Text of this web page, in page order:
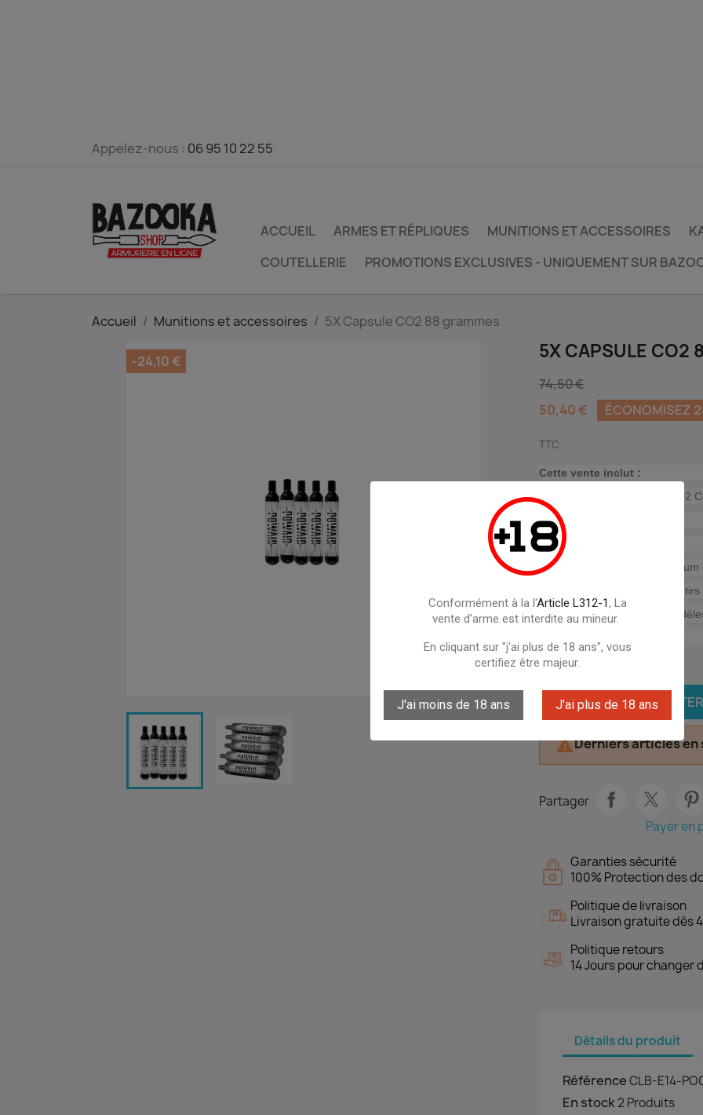
Conformément à la l'Article L312-1, La
vente d'arme est interdite au mineur.
En cliquant sur "j'ai plus de 18 ans", vous
certifiez être majeur.
J'ai moins de 18 ans J'ai plus de 18 ans
Appelez-nous : 06 95 10 22 55
ACCUEIL ARMES ET RÉPLIQUES MUNITIONS ET ACCESSOIRES
COUTELLERIE
PROMOTIONS EXCLUSIVES - UNIQUEMENT SUR
Accueil Munitions et accessoires 5X Capsule CO2 88 grammes
-24,10 € 5X CAPSULE CO2
74,50 €
50,40 €
ÉCONOMISEZ
TTC
Cette vente inclut :
-5X Capsules / Sparclette CO2
Caractéristiques:
Marque : Colombi Sports
Capsules / Sparclette
Autonomie : environs 25/300
Compatible avec tout les
Quantité

Derniers articles en
Partager
Payer en
Garanties sécurité
100% Protection des
Politique de livraison
Livraison gratuite dés
Politique retours
14 Jours pour changer
Détails du produit
RéférenceCLB-E14-
En stock2 Produits